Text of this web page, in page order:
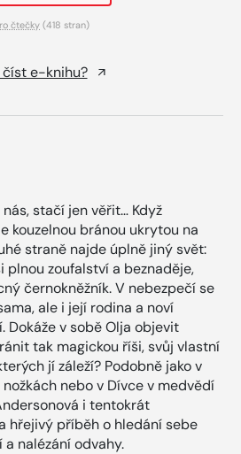
čtečky (418 stran)
číst e-knihu?
stačí jen věřit… Když
kouzelnou bránou ukrytou na
straně najde úplně jiný svět:
plnou zoufalství a beznaděje,
černokněžník. V nebezpečí se
ale i její rodina a noví
Dokáže v sobě Olja objevit
tak magickou říši, svůj vlastní
jí záleží? Podobně jako v
nebo v Dívce v medvědí
i tentokrát
hřejivý příběh o hledání sebe
nalézání odvahy.